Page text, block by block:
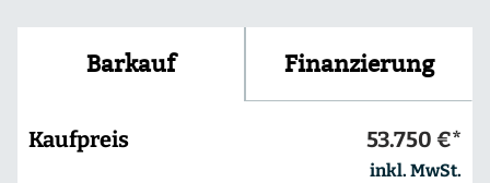
Barkauf Finanzierung
Kaufpreis 53.750 €*
inkl. MwSt.